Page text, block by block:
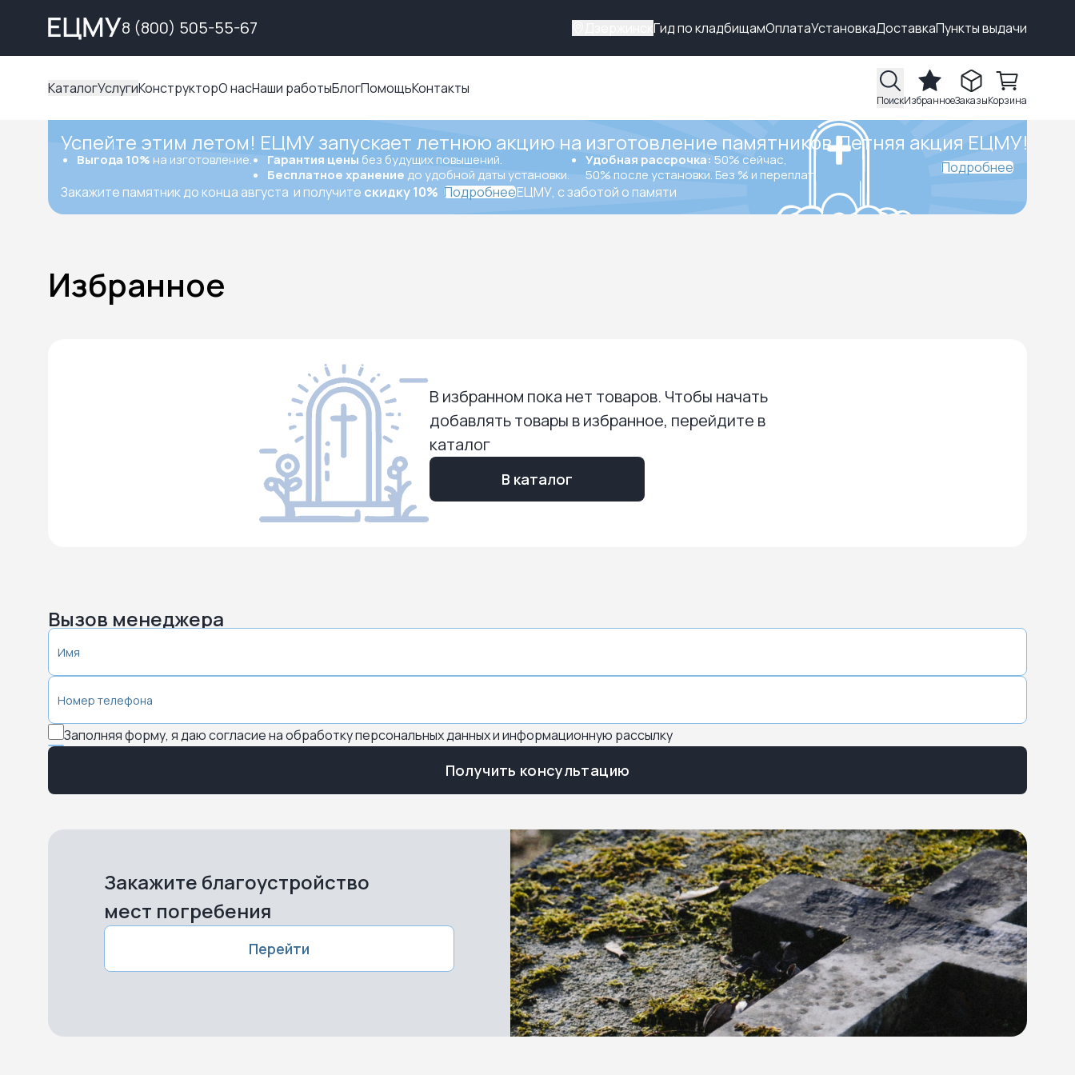
8 (800) 505-55-67 Гид по кладбищамОплатаУстановкаДоставкаПункты выдачи
КаталогУслугиКонструкторО насНаши работыБлогПомощьКонтакты
ПоискИзбранноеЗаказыКорзина
Успейте этим летом! ЕЦМУ запускает летнюю акцию на изготовление памятников.Летняя акция ЕЦМУ!
Выгода 10% на изготовление. Гарантия цены без будущих повышений.
Бесплатное хранение до удобной даты установки.
Удобная рассрочка: 50% сейчас,
50% после установки. Без % и переплат.
Закажите памятник до конца августа и получите скидку 10% ПодробнееЕЦМУ, с заботой о памяти
Подробнее
Избранное
В избранном пока нет товаров. Чтобы начать
добавлять товары в избранное, перейдите в
каталог
В каталог
Вызов менеджера
Заполняя форму, я даю согласие на обработку персональных данных и информационную рассылку
Получить консультацию
Закажите благоустройство
мест погребения
Перейти